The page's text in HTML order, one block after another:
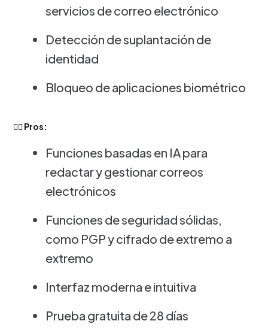
servicios de correo electrónico
Detección de suplantación de
identidad
Bloqueo de aplicaciones biométrico
👍🏻 Pros:
Funciones basadas en IA para
redactar y gestionar correos
electrónicos
Funciones de seguridad sólidas,
como PGP y cifrado de extremo a
extremo
Interfaz moderna e intuitiva
Prueba gratuita de 28 días